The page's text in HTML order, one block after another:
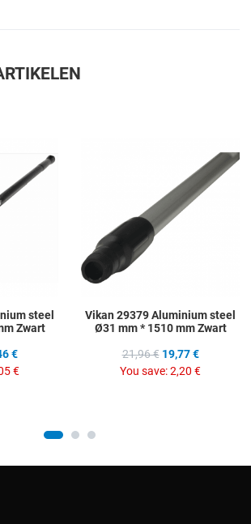
Quick View
steel
Zwart
€
€
Vikan 29379 Aluminium steel
Ø31 mm * 1510 mm Zwart
21,96 € 19,77 €
You save:2,20 €